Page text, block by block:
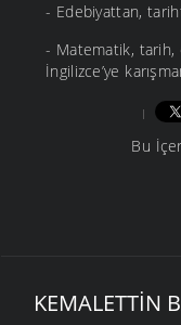
- Edebiyattan,
- Matematik, tarih,
İngilizce’ye
Bu
KEMALETTIN